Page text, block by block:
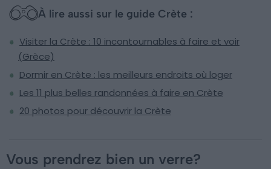
À lire aussi sur le guide Crète :
Visiter la Crète : 10 incontournables à faire et voir
(Grèce)
Dormir en Crète : les meilleurs endroits où loger
Les 11 plus belles randonnées à faire en Crète
20 photos pour découvrir la Crète
Vous prendrez bien un verre?